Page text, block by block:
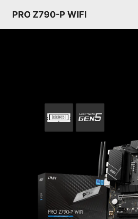
PRO Z790-P WIFI